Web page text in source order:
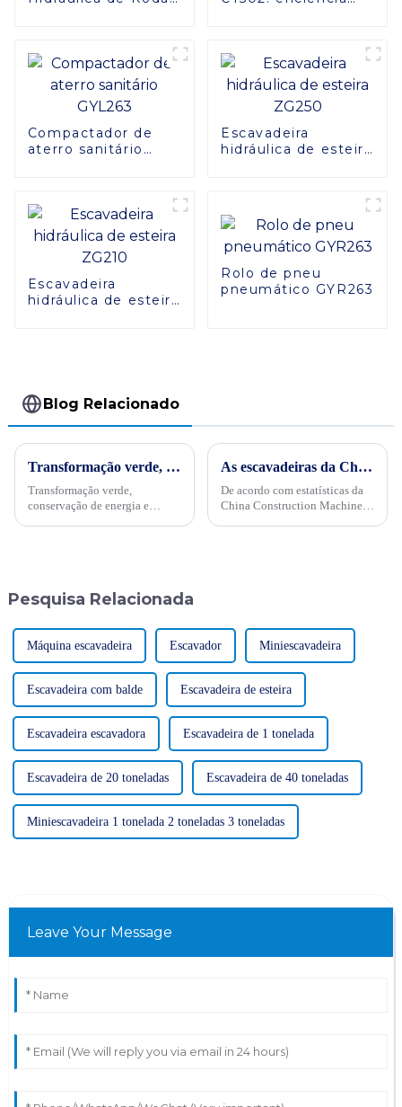
Compactador de
aterro sanitário
Escavadeira
hidráulica de esteira
Escavadeira
hidráulica de esteira
Rolo de pneu
pneumático GYR263
Blog Relacionado
Transformação verde, conservação de energia e trabalho árduoPor ocasião da “34ª Semana Publicitária de Conservação de Energia” nacional de 2024, no dia 15 de maio, empresas internacionais realizaram projetos de energia
Transformação verde,
conservação de energia e
As escavadeiras da China ganham popularidade no exterior com um aumento significativo nos pedidos
De acordo com estatísticas da
China Construction Machinery
Pesquisa Relacionada
Máquina escavadeira Escavador Miniescavadeira
Escavadeira com balde Escavadeira de esteira
Escavadeira escavadora Escavadeira de 1 tonelada
Escavadeira de 20 toneladas Escavadeira de 40 toneladas
Miniescavadeira 1 tonelada 2 toneladas 3 toneladas
Leave Your Message